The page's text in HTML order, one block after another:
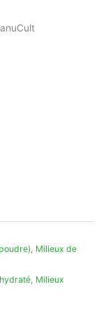
Milieux de
Milieux